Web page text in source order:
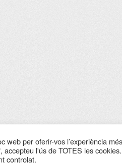
web per oferir-vos l’experiència
accepteu l'ús de TOTES les
controlat.